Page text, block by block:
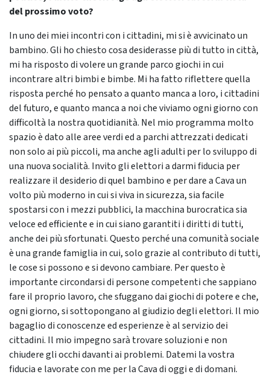
del prossimo voto?
In uno dei miei incontri con i cittadini, mi si è avvicinato un
bambino. Gli ho chiesto cosa desiderasse più di tutto in città,
mi ha risposto di volere un grande parco giochi in cui
incontrare altri bimbi e bimbe. Mi ha fatto riflettere quella
risposta perché ho pensato a quanto manca a loro, i cittadini
del futuro, e quanto manca a noi che viviamo ogni giorno con
difficoltà la nostra quotidianità. Nel mio programma molto
spazio è dato alle aree verdi ed a parchi attrezzati dedicati
non solo ai più piccoli, ma anche agli adulti per lo sviluppo di
una nuova socialità. Invito gli elettori a darmi fiducia per
realizzare il desiderio di quel bambino e per dare a Cava un
volto più moderno in cui si viva in sicurezza, sia facile
spostarsi con i mezzi pubblici, la macchina burocratica sia
veloce ed efficiente e in cui siano garantiti i diritti di tutti,
anche dei più sfortunati. Questo perché una comunità sociale
è una grande famiglia in cui, solo grazie al contributo di tutti,
le cose si possono e si devono cambiare. Per questo è
importante circondarsi di persone competenti che sappiano
fare il proprio lavoro, che sfuggano dai giochi di potere e che,
ogni giorno, si sottopongano al giudizio degli elettori. Il mio
bagaglio di conoscenze ed esperienze è al servizio dei
cittadini. Il mio impegno sarà trovare soluzioni e non
chiudere gli occhi davanti ai problemi. Datemi la vostra
fiducia e lavorate con me per la Cava di oggi e di domani.